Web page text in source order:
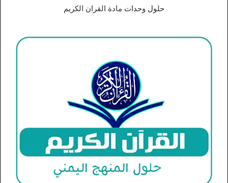
حلول وحدات مادة القران الكريم